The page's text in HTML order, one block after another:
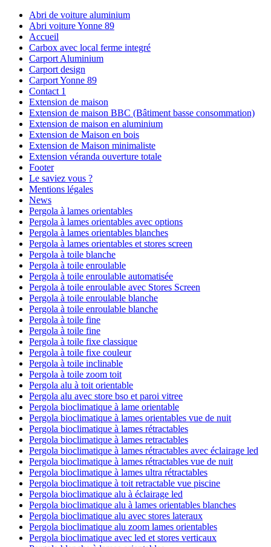
Abri de voiture aluminium
Abri voiture Yonne 89
Accueil
Carbox avec local ferme integré
Carport Aluminium
Carport design
Carport Yonne 89
Contact 1
Extension de maison
Extension de maison BBC (Bâtiment basse consommation)
Extension de maison en aluminium
Extension de Maison en bois
Extension de Maison minimaliste
Extension véranda ouverture totale
Footer
Le saviez vous ?
Mentions légales
News
Pergola à lames orientables
Pergola à lames orientables avec options
Pergola à lames orientables blanches
Pergola à lames orientables et stores screen
Pergola à toile blanche
Pergola à toile enroulable
Pergola à toile enroulable automatisée
Pergola à toile enroulable avec Stores Screen
Pergola à toile enroulable blanche
Pergola à toile enroulable blanche
Pergola à toile fine
Pergola à toile fine
Pergola à toile fixe classique
Pergola à toile fixe couleur
Pergola à toile inclinable
Pergola à toile zoom toit
Pergola alu à toit orientable
Pergola alu avec store bso et paroi vitree
Pergola bioclimatique à lame orientable
Pergola bioclimatique à lames orientables vue de nuit
Pergola bioclimatique à lames rétractables
Pergola bioclimatique à lames retractables
Pergola bioclimatique à lames rétractables avec éclairage led
Pergola bioclimatique à lames rétractables vue de nuit
Pergola bioclimatique à lames ultra rétractables
Pergola bioclimatique à toit retractable vue piscine
Pergola bioclimatique alu à éclairage led
Pergola bioclimatique alu à lames orientables blanches
Pergola bioclimatique alu avec stores lateraux
Pergola bioclimatique alu zoom lames orientables
Pergola bioclimatique avec led et stores verticaux